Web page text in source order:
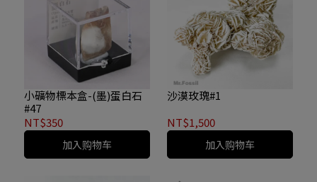
小礦物標本盒-(墨)蛋白石
#47
NT$350
加入购物车
沙漠玫瑰#1
NT$1,500
加入购物车